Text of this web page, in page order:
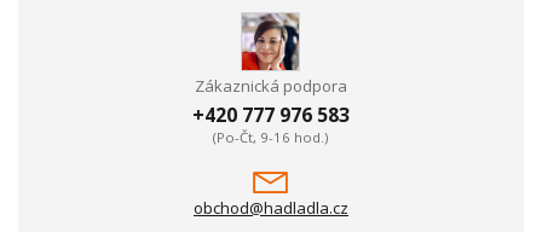
Zákaznická podpora
+420 777 976 583
(Po-Čt, 9-16 hod.)
obchod@hadladla.cz